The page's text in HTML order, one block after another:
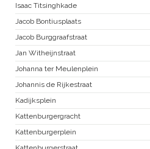
Isaac Titsinghkade
Jacob Bontiusplaats
Jacob Burggraafstraat
Jan Witheijnstraat
Johanna ter Meulenplein
Johannis de Rijkestraat
Kadijksplein
Kattenburgergracht
Kattenburgerplein